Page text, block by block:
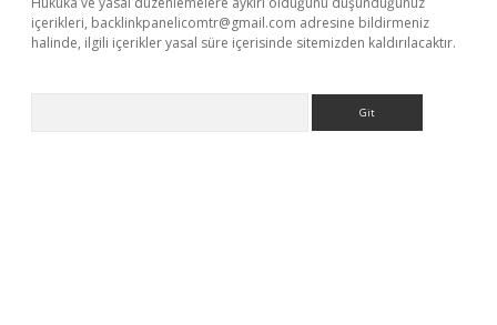
içerikleri, backlinkpanelicomtr@gmail.com adresine bildirmeniz
halinde, ilgili içerikler yasal süre içerisinde sitemizden kaldırılacaktır.